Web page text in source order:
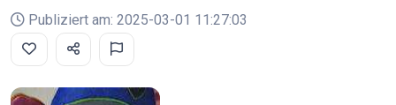
Publiziert am: 2025-03-01 11:27:03